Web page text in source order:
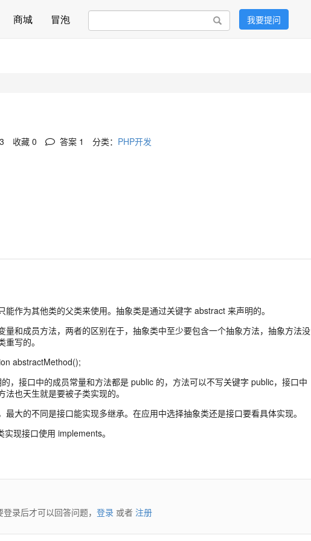
商城 冒泡 搜索 我要提问
收藏 0 答案 1 分类： PHP开发
作为其他类的父类来使用。抽象类是通过关键字 abstract 来声明的。
量和成员方法，两者的区别在于，抽象类中至少要包含一个抽象方法，抽象方法没
写的。
abstractMethod();
，接口中的成员常量和方法都是 public 的，方法可以不写关键字 public，接口中
也天生就是要被子类实现的。
大的不同是接口能实现多继承。在应用中选择抽象类还是接口要看具体实现。
现接口使用 implements。
登录后才可以回答问题， 登录或者 注册